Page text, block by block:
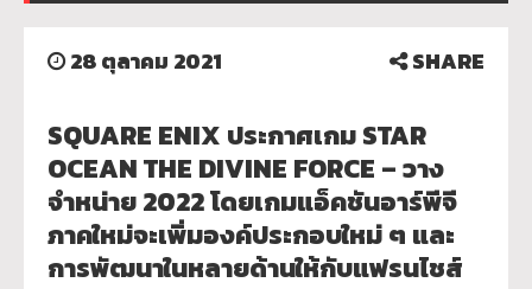
28 ตุลาคม 2021 SHARE
SQUARE ENIX ประกาศเกม STAR
OCEAN THE DIVINE FORCE – วาง
จำหน่าย 2022 โดยเกมแอ็คชันอาร์พีจี
ภาคใหม่จะเพิ่มองค์ประกอบใหม่ ๆ และ
การพัฒนาในหลายด้านให้กับแฟรนไชส์